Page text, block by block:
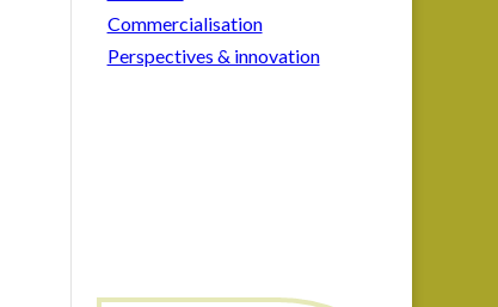
Commercialisation
Perspectives & innovation